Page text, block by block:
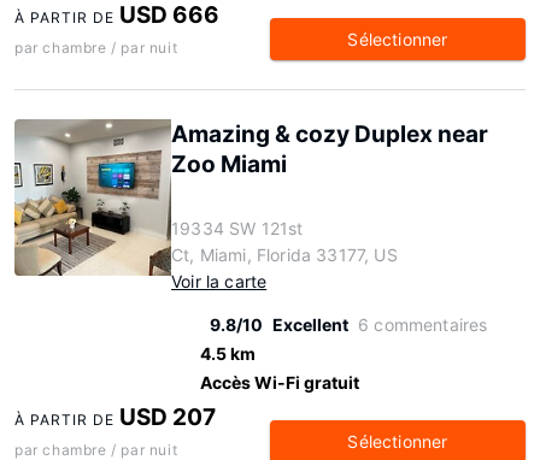
À PARTIR DE USD 666
par chambre / par nuit Sélectionner
Amazing & cozy Duplex near
Zoo Miami
19334 SW 121st
Ct, Miami, Florida 33177, US
Voir la carte
9.8/10 Excellent 6 commentaires
4.5 km
Accès Wi-Fi gratuit
À PARTIR DE USD 207
par chambre / par nuit Sélectionner